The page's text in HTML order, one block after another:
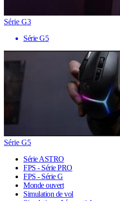
Série G3
Série G5
Série G5
Série ASTRO
FPS - Série PRO
FPS - Série G
Monde ouvert
Simulation de vol